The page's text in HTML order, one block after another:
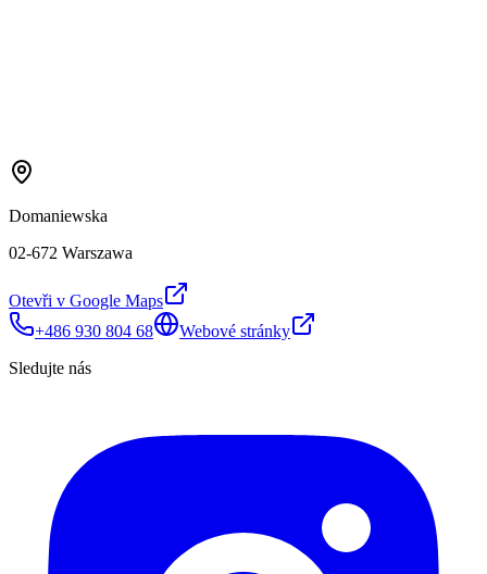
Domaniewska
02-672 Warszawa
Otevři v Google Maps
+486 930 804 68
Webové stránky
Sledujte nás